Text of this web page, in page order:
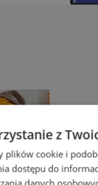
z
plików cookie i
dostępu do
danych